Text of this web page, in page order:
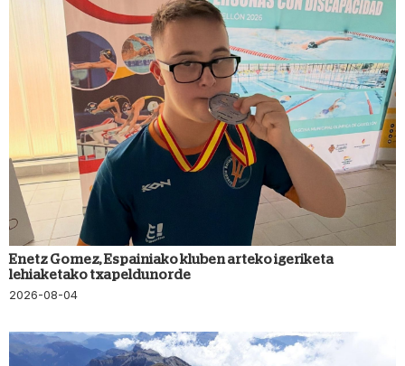
Enetz Gomez, Espainiako kluben arteko igeriketa
lehiaketako txapeldunorde
2026-08-04